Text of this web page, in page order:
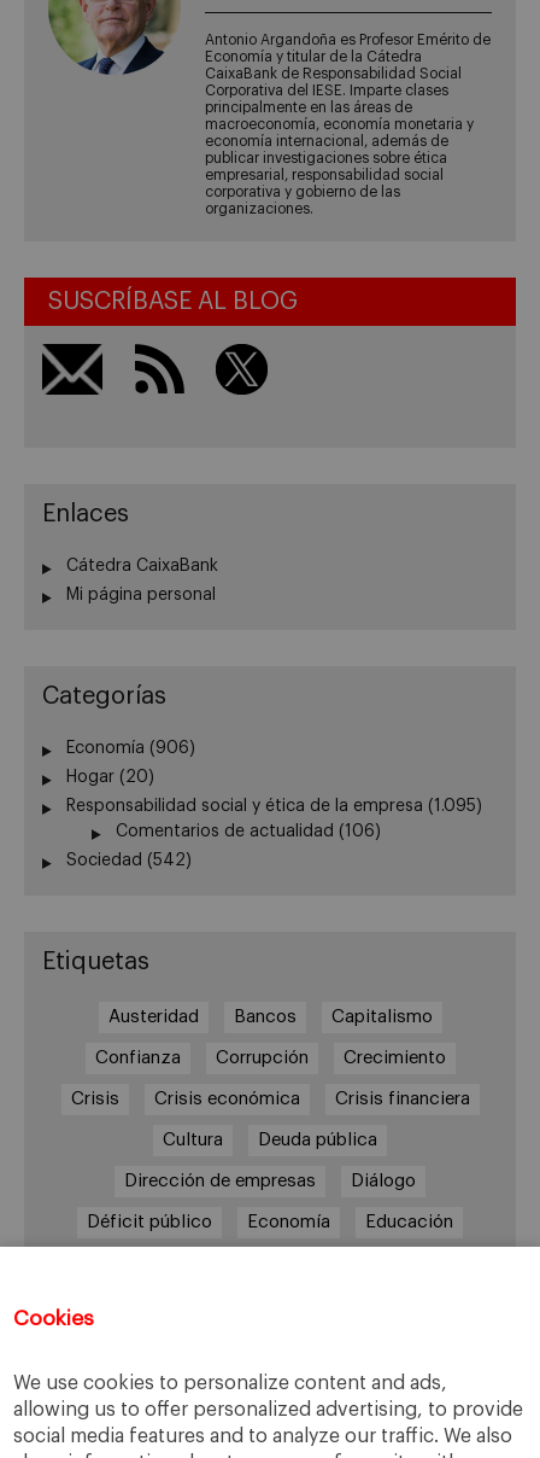
Cookies
We use cookies to personalize content and ads,
allowing us to offer personalized advertising, to provide
social media features and to analyze our traffic. We also
Antonio Argandoña es Profesor Emérito de
Economía y titular de la Cátedra
CaixaBank de Responsabilidad Social
Corporativa del IESE. Imparte clases
principalmente en las áreas de
macroeconomía, economía monetaria y
economía internacional, además de
publicar investigaciones sobre ética
empresarial, responsabilidad social
corporativa y gobierno de las
organizaciones.
SUSCRÍBASE AL BLOG
Enlaces
Cátedra CaixaBank
Mi página personal
Categorías
Economía (906)
Hogar (20)
Responsabilidad social y ética de la empresa (1.095)
Comentarios de actualidad (106)
Sociedad (542)
Etiquetas
Austeridad Bancos Capitalismo
Confianza Corrupción Crecimiento
Crisis Crisis económica Crisis financiera
Cultura Deuda pública
Dirección de empresas Diálogo
Déficit público Economía Educación
Política Recesión Recuperación
Reforma laboral Reformas responsabilidad